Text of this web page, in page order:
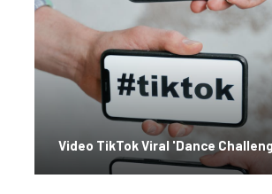
Video TikTok Viral 'Dance